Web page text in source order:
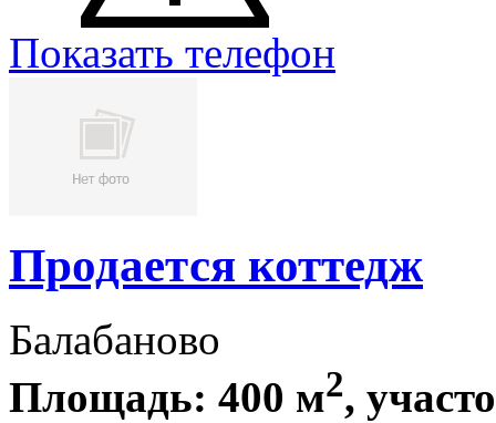
Показать телефон
Продается коттедж
Балабаново
Площадь: 400 м2,